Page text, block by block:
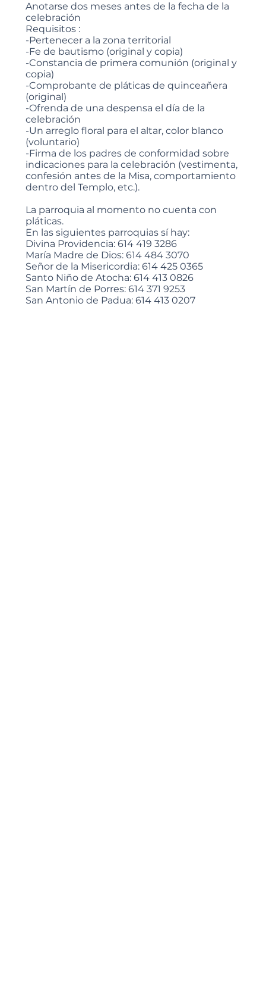
Anotarse dos meses antes de la fecha de la
celebración
Requisitos :
-Pertenecer a la zona territorial
-Fe de bautismo (original y copia)
-Constancia de primera comunión (original y
copia)
-Comprobante de pláticas de quinceañera
(original)
-Ofrenda de una despensa el día de la
celebración
-Un arreglo floral para el altar, color blanco
(voluntario)
-Firma de los padres de conformidad sobre
indicaciones para la celebración (vestimenta,
confesión antes de la Misa, comportamiento
dentro del Templo, etc.).
La parroquia al momento no cuenta con
pláticas.
En las siguientes parroquias sí hay:
Divina Providencia: 614 419 3286
María Madre de Dios: 614 484 3070
Señor de la Misericordia: 614 425 0365
Santo Niño de Atocha: 614 413 0826
San Martín de Porres: 614 371 9253
San Antonio de Padua: 614 413 0207